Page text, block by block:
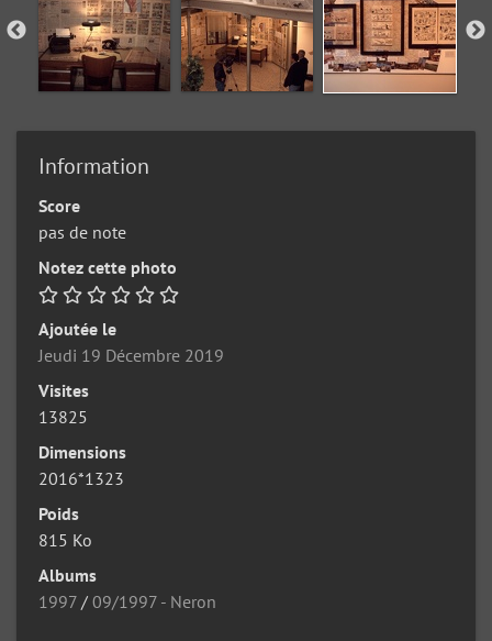
Information
Score
pas de note
Notez cette photo
Ajoutée le
Jeudi 19 Décembre 2019
Visites
13825
Dimensions
2016*1323
Poids
815 Ko
Albums
1997 / 09/1997 - Neron